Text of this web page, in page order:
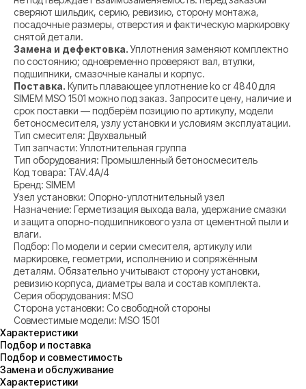
сверяют шильдик, серию, ревизию, сторону монтажа,
посадочные размеры, отверстия и фактическую маркировку
снятой детали.
Замена и дефектовка.Уплотнения заменяют комплектно
по состоянию; одновременно проверяют вал, втулки,
подшипники, смазочные каналы и корпус.
Поставка. Купить плавающее уплотнение ko cr 4840 для
SIMEM MSO 1501 можно под заказ. Запросите цену, наличие и
срок поставки — подберём позицию по артикулу, модели
бетоносмесителя, узлу установки и условиям эксплуатации.
Тип смесителя: Двухвальный
Тип запчасти: Уплотнительная группа
Тип оборудования: Промышленный бетоносмеситель
Код товара: TAV.4A/4
Бренд: SIMEM
Узел установки: Опорно-уплотнительный узел
Назначение: Герметизация выхода вала, удержание смазки
и защита опорно-подшипникового узла от цементной пыли и
влаги.
Подбор: По модели и серии смесителя, артикулу или
маркировке, геометрии, исполнению и сопряжённым
деталям. Обязательно учитывают сторону установки,
ревизию корпуса, диаметры вала и состав комплекта.
Серия оборудования: MSO
Сторона установки: Со свободной стороны
Совместимые модели: MSO 1501
Характеристики
Подбор и поставка
Подбор и совместимость
Замена и обслуживание
Характеристики